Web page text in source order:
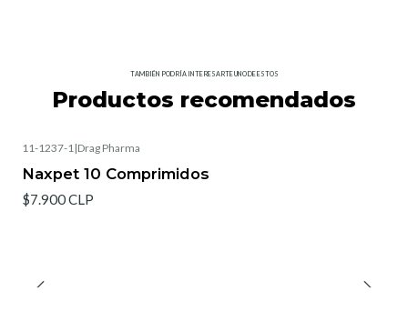
TAMBIÉN PODRÍA INTERESARTE UNO DE ESTOS
Productos recomendados
11-1237-1|Drag Pharma
Naxpet 10 Comprimidos
$7.900 CLP